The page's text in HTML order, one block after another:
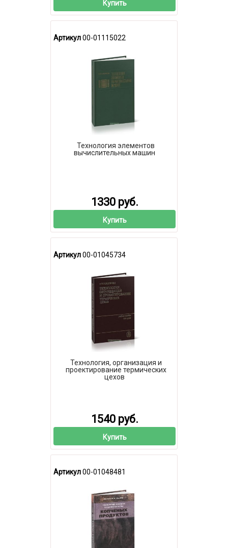
Купить
Артикул00-01115022
Технология элементов
вычислительных машин
1330 руб.
Купить
Артикул00-01045734
Технология, организация и
проектирование термических
цехов
1540 руб.
Купить
Артикул00-01048481